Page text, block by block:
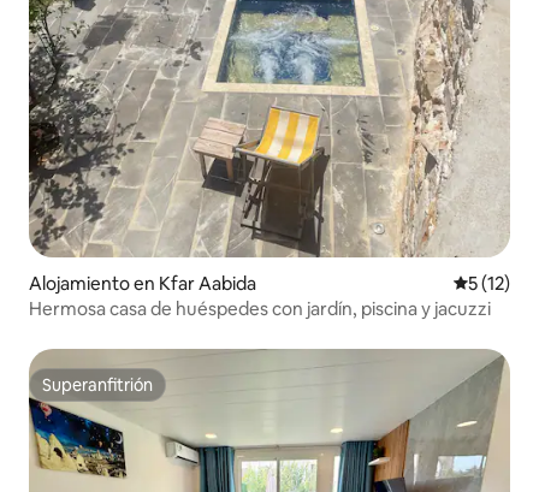
Alojamiento en Kfar Aabida
5 (12)
Hermosa casa de huéspedes con jardín, piscina y jacuzzi
Superanfitrión
Superanfitrión